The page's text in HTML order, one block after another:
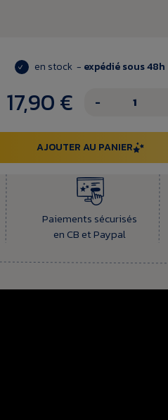
en stock - expédié sous 48h
17,90 € −
AJOUTER AU PANIER
Paiements sécurisés
en CB et Paypal